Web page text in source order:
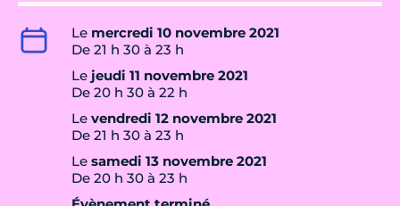
Le mercredi 10 novembre 2021
De 21 h 30 à 23 h
Le jeudi 11 novembre 2021
De 20 h 30 à 22 h
Le vendredi 12 novembre 2021
De 21 h 30 à 23 h
Le samedi 13 novembre 2021
De 20 h 30 à 23 h